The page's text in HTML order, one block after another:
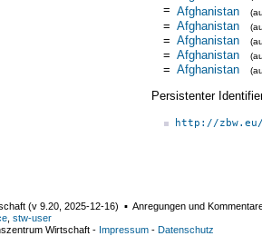
= Afghanistan
= Afghanistan
= Afghanistan
= Afghanistan
= Afghanistan
Persistenter
http://
(v 9.20 2025-12-16) ▪ Anregungen und
stw-user
Wirtschaft - Impressum - Datenschutz